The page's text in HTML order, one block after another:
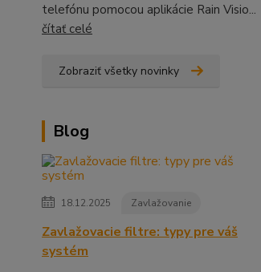
telefónu pomocou aplikácie Rain Visio...
čítať celé
Zobraziť všetky novinky
Blog
18.12.2025 Zavlažovanie
Zavlažovacie filtre: typy pre váš
systém